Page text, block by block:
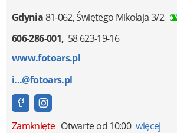
Gdynia81-062,Świętego Mikołaja 3/2
606-286-001 58 623-19-16
www.fotoars.pl
i...@fotoars.pl
Zamknięte Otwarte od 10:00 więcej